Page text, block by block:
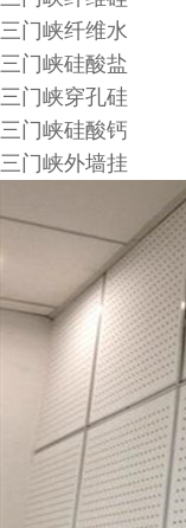
三门峡纤维水
三门峡硅酸盐
三门峡穿孔硅
三门峡硅酸钙
三门峡外墙挂